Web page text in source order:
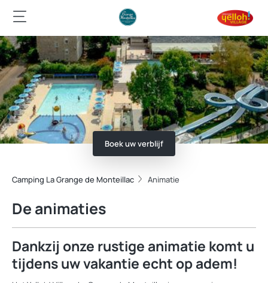
Boek uw verblijf
Camping La Grange de Monteillac Animatie
De animaties
Dankzij onze rustige animatie komt u
tijdens uw vakantie echt op adem!